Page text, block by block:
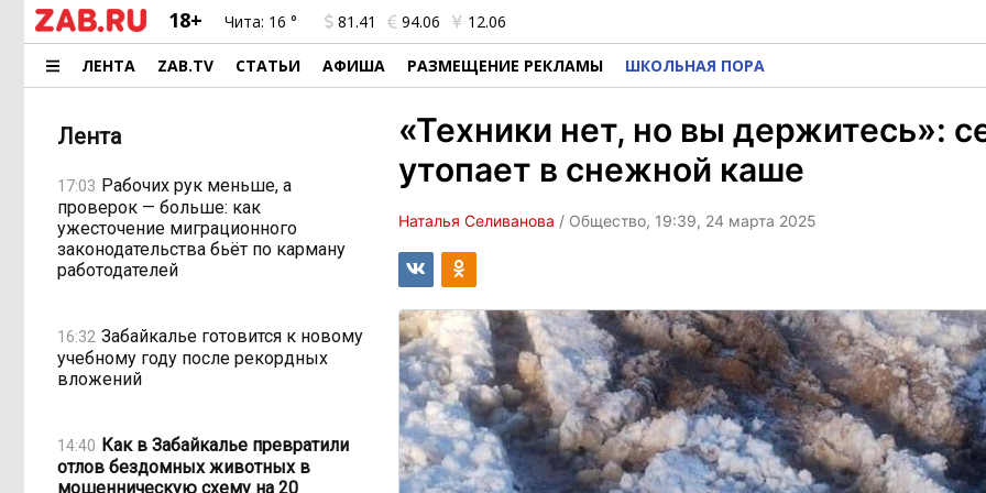
18+ Чита: 16 ° 81.41 94.06 12.06
ЛЕНТА ZAB.TV СТАТЬИ АФИША РАЗМЕЩЕНИЕ РЕКЛАМЫ ШКОЛЬНАЯ ПОРА
Лента
17:03 Рабочих рук меньше, а
проверок — больше: как
ужесточение миграционного
законодательства бьёт по карману
работодателей
16:32 Забайкалье готовится к новому
учебному году после рекордных
вложений
14:40 Как в Забайкалье превратили
отлов бездомных животных в
мошенническую схему на 20
«Техники нет, но вы держитесь»:
утопает в снежной каше
Наталья Селиванова / Общество, 19:39, 24 марта 2025